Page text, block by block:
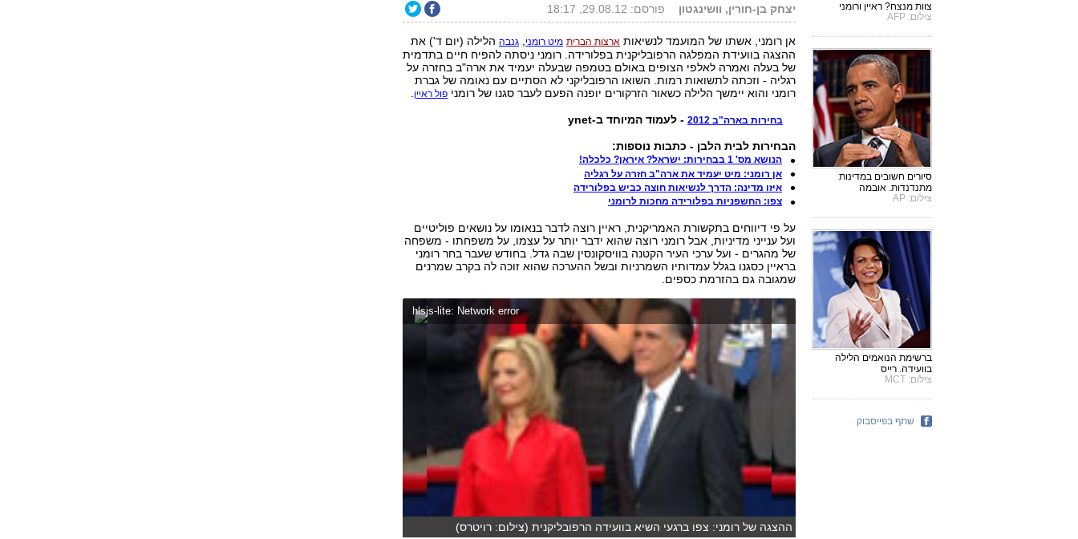
יצחק בן-חורין, וושינגטון פורסם: 29.08.12, 18:17
אן רומני, אשתו של המועמד לנשיאות ארצות הברית מיט רומני גנבההלילה (יום ד') את
ההצגה בוועידת המפלגה הרפובליקנית בפלורידה. רומני ניסתה להפיח חיים בתדמית
של בעלה ואמרה לאלפי הצופים באולם בטמפה שבעלה יעמיד את ארה"ב בחזרה על
רגליה - וזכתה לתשואות רמות. השואו הרפובליקני לא הסתיים עם נאומה של גברת
רומני והוא יימשך הלילה כשאור הזרקורים יופנה הפעם לעבר סגנו של רומני פול ראיין
בחירות בארה"ב 2012 - לעמוד המיוחד ב-ynet
הבחירות לבית הלבן - כתבות נוספות:
הנושא מס' 1 בבחירות: ישראל? איראן? כלכלה!
אן רומני: מיט יעמיד את ארה"ב חזרה על רגליה
איזו מדינה: הדרך לנשיאות חוצה כביש בפלורידה
צפו: החשפניות בפלורידה מחכות לרומני
על פי דיווחים בתקשורת האמריקנית, ראיין רוצה לדבר בנאומו על נושאים פוליטיים
ועל ענייני מדיניות, אבל רומני רוצה שהוא ידבר יותר על עצמו, על משפחתו - משפחה
של מהגרים - ועל ערכי העיר הקטנה בוויסקונסין שבה גדל. בחודש שעבר בחר רומני
בראיין כסגנו בגלל עמדותיו השמרניות ובשל ההערכה שהוא זוכה לה בקרב שמרנים
שמגובה גם בהזרמת כספים.
hlsjs-lite: Network error
ההצגה של רומני: צפו ברגעי השיא בוועידה הרפובליקנית (צילום: רויטרס)
צוות מנצח? ראיין ורומני
צילום: AFP
סיורים חשובים במדינות
מתנדנדות. אובמה
צילום: AP
ברשימת הנואמים הלילה
בוועידה. רייס
צילום: MCT
שתף בפייסבוק